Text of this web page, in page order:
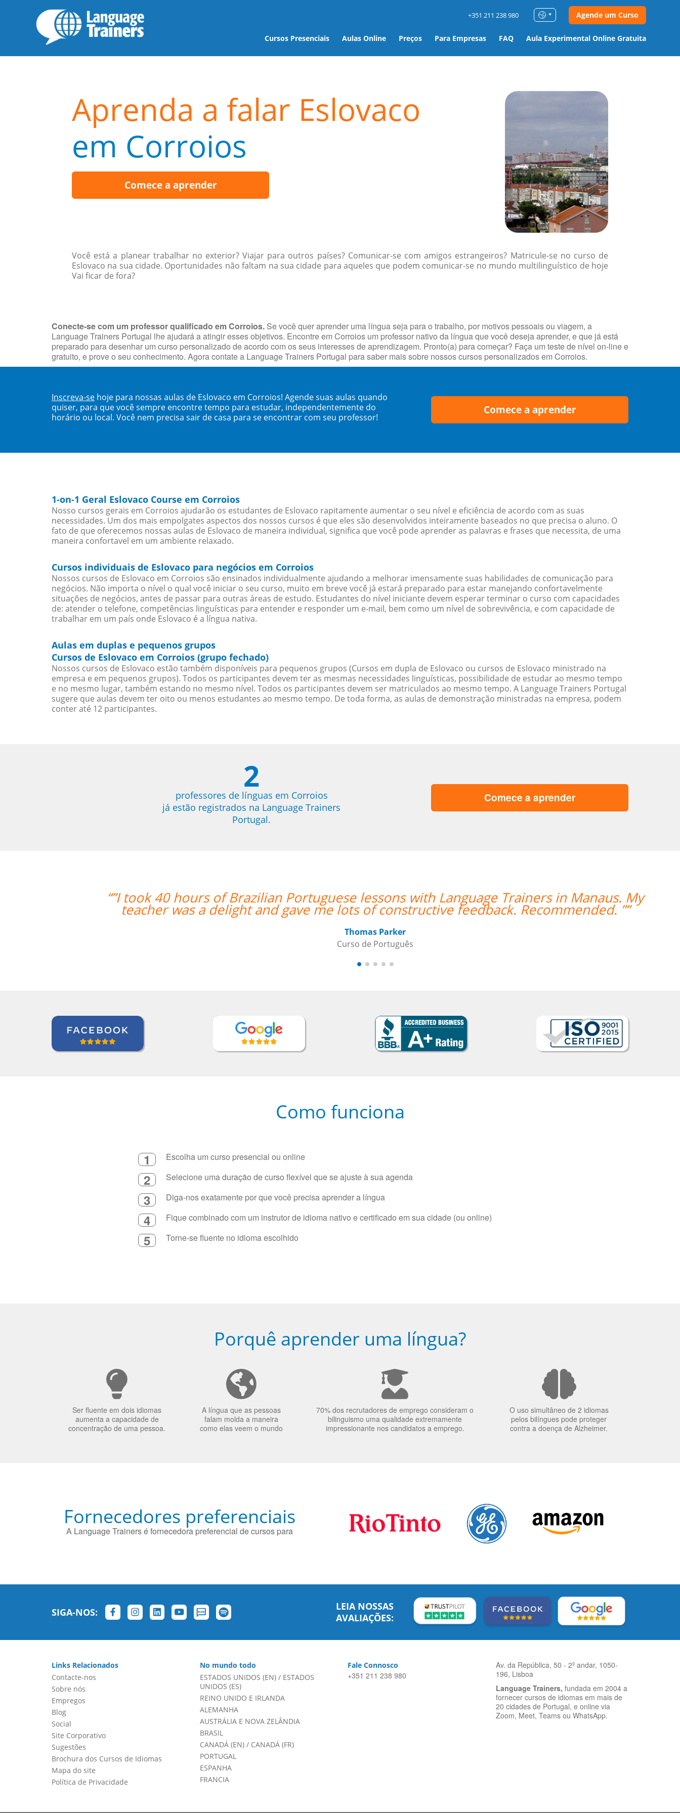
Cursos Presenciais Aulas Online Preços Para Empresas FAQ Aula Experimental Online Gratuita
+351 211 238 980 Agende um Curso
Aprenda a falar Eslovaco
em Corroios
Comece a aprender
Você está a planear trabalhar no exterior? Viajar para outros países? Comunicar-se com amigos estrangeiros? Matricule-se no curso de
Eslovaco na sua cidade. Oportunidades não faltam na sua cidade para aqueles que podem comunicar-se no mundo multilinguístico de hoje
Vai ficar de fora?
Conecte-se com um professor qualificado em Corroios. Se você quer aprender uma língua seja para o trabalho, por motivos pessoais ou viagem, a
Language Trainers Portugal lhe ajudará a atingir esses objetivos. Encontre em Corroios um professor nativo da língua que você deseja aprender, e que já está
preparado para desenhar um curso personalizado de acordo com os seus interesses de aprendizagem. Pronto(a) para começar? Faça um teste de nível on-line e
gratuito, e prove o seu conhecimento. Agora contate a Language Trainers Portugal para saber mais sobre nossos cursos personalizados em Corroios.
Inscreva-se hoje para nossas aulas de Eslovaco em Corroios! Agende suas aulas quando
quiser, para que você sempre encontre tempo para estudar, independentemente do
horário ou local. Você nem precisa sair de casa para se encontrar com seu professor!
Comece a aprender
1-on-1 Geral Eslovaco Course em Corroios
Nosso cursos gerais em Corroios ajudarão os estudantes de Eslovaco rapitamente aumentar o seu nível e eficiência de acordo com as suas
necessidades. Um dos mais empolgates aspectos dos nossos cursos é que eles são desenvolvidos inteiramente baseados no que precisa o aluno. O
fato de que oferecemos nossas aulas de Eslovaco de maneira individual, significa que você pode aprender as palavras e frases que necessita, de uma
maneira confortavel em um ambiente relaxado.
Cursos individuais de Eslovaco para negócios em Corroios
Nossos cursos de Eslovaco em Corroios são ensinados individualmente ajudando a melhorar imensamente suas habilidades de comunicação para
negócios. Não importa o nível o qual você iniciar o seu curso, muito em breve você já estará preparado para estar manejando confortavelmente
situações de negócios, antes de passar para outras áreas de estudo. Estudantes do nível iniciante devem esperar terminar o curso com capacidades
de: atender o telefone, competências linguísticas para entender e responder um e-mail, bem como um nível de sobrevivência, e com capacidade de
trabalhar em um país onde Eslovaco é a língua nativa.
Aulas em duplas e pequenos grupos
Cursos de Eslovaco em Corroios (grupo fechado)
Nossos cursos de Eslovaco estão também disponíveis para pequenos grupos (Cursos em dupla de Eslovaco ou cursos de Eslovaco ministrado na
empresa e em pequenos grupos). Todos os participantes devem ter as mesmas necessidades linguísticas, possibilidade de estudar ao mesmo tempo
e no mesmo lugar, também estando no mesmo nível. Todos os participantes devem ser matriculados ao mesmo tempo. A Language Trainers Portugal
sugere que aulas devem ter oito ou menos estudantes ao mesmo tempo. De toda forma, as aulas de demonstração ministradas na empresa, podem
conter até 12 participantes.
2
professores de línguas em Corroios
já estão registrados na Language Trainers
Portugal.
Comece a aprender
“”I took 40 hours of Brazilian Portuguese lessons with Language Trainers in Manaus. My
teacher was a delight and gave me lots of constructive feedback. Recommended. ””
Thomas Parker
Curso de Português
Como funciona
1 Escolha um curso presencial ou online
2 Selecione uma duração de curso flexível que se ajuste à sua agenda
3 Diga-nos exatamente por que você precisa aprender a língua
4 Fique combinado com um instrutor de idioma nativo e certificado em sua cidade (ou online)
5 Torne-se fluente no idioma escolhido
Porquê aprender uma língua?
Ser fluente em dois idiomas
aumenta a capacidade de
concentração de uma pessoa.
A língua que as pessoas
falam molda a maneira
como elas veem o mundo
70% dos recrutadores de emprego consideram o
bilinguismo uma qualidade extremamente
impressionante nos candidatos a emprego.
O uso simultâneo de 2 idiomas
pelos bilíngues pode proteger
contra a doença de Alzheimer.
Fornecedores preferenciais
A Language Trainers é fornecedora preferencial de cursos para
SIGA-NOS:
LEIA NOSSAS
AVALIAÇÕES:
Links Relacionados
Contacte-nos
Sobre nós
Empregos
Blog
Social
Site Corporativo
Sugestões
Brochura dos Cursos de Idiomas
Mapa do site
Política de Privacidade
No mundo todo
ESTADOS UNIDOS (EN)/ ESTADOS
UNIDOS (ES)
REINO UNIDO E IRLANDA
ALEMANHA
AUSTRÁLIA E NOVA ZELÂNDIA
BRASIL
CANADÁ (EN)/ CANADÁ (FR)
PORTUGAL
ESPANHA
FRANCIA
Fale Connosco
+351 211 238 980
Av. da República, 50 - 2º andar, 1050-
196, Lisboa
Language Trainers, fundada em 2004 a
fornecer cursos de idiomas em mais de
20 cidades de Portugal, e online via
Zoom, Meet, Teams ou WhatsApp.